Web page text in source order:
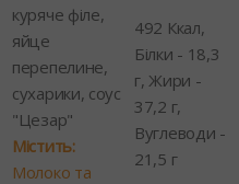
куряче філе,
яйце
перепелине,
сухарики, соус
"Цезар"
Містить:
Молоко та
492 Ккал,
Білки - 18,3
г, Жири -
37,2 г,
Вуглеводи -
21,5 г